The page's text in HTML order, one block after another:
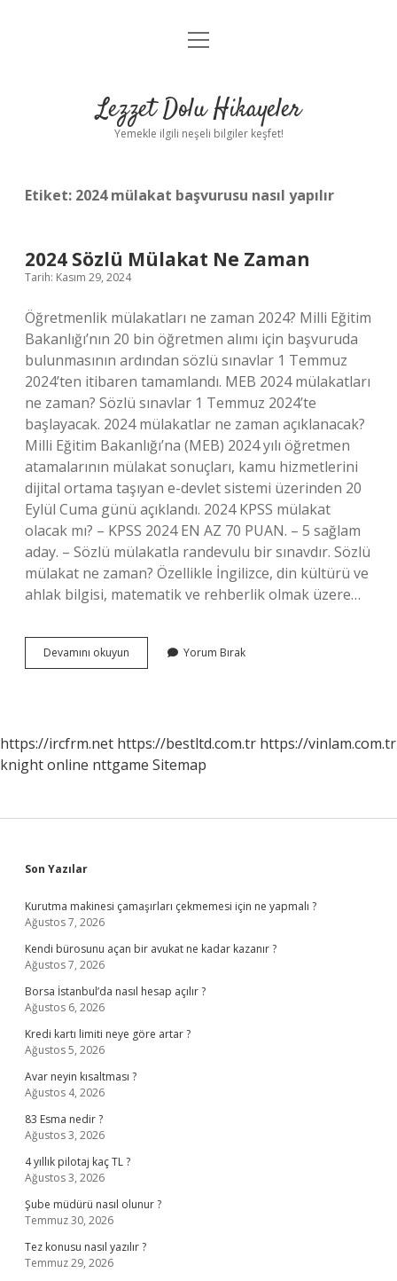
Anasayfa
Yasal Uyarı
menüyü
Lezzet Dolu Hikayeler
Yemekle ilgili neşeli bilgiler keşfet!
Etiket: 2024 mülakat başvurusu nasıl yapılır
2024 Sözlü Mülakat Ne Zaman
Tarih: Kasım 29, 2024
Öğretmenlik mülakatları ne zaman 2024? Milli Eğitim
Bakanlığı’nın 20 bin öğretmen alımı için başvuruda
bulunmasının ardından sözlü sınavlar 1 Temmuz
2024’ten itibaren tamamlandı. MEB 2024 mülakatları
ne zaman? Sözlü sınavlar 1 Temmuz 2024’te
başlayacak. 2024 mülakatlar ne zaman açıklanacak?
Milli Eğitim Bakanlığı’na (MEB) 2024 yılı öğretmen
atamalarının mülakat sonuçları, kamu hizmetlerini
dijital ortama taşıyan e-devlet sistemi üzerinden 20
Eylül Cuma günü açıklandı. 2024 KPSS mülakat
olacak mı? – KPSS 2024 EN AZ 70 PUAN. – 5 sağlam
aday. – Sözlü mülakatla randevulu bir sınavdır. Sözlü
mülakat ne zaman? Özellikle İngilizce, din kültürü ve
ahlak bilgisi, matematik ve rehberlik olmak üzere…
Devamını okuyun
Sözlü
Yorum Bırak
https://ircfrm.net https://bestltd.com.tr https://vinlam.com.tr
knight online nttgame Sitemap
Sidebar
Son Yazılar
Kurutma makinesi çamaşırları çekmemesi için ne yapmalı ?
Ağustos 7, 2026
Kendi bürosunu açan bir avukat ne kadar kazanır ?
Ağustos 7, 2026
Borsa İstanbul’da nasıl hesap açılır ?
Ağustos 6, 2026
Kredi kartı limiti neye göre artar ?
Ağustos 5, 2026
Avar neyin kısaltması ?
Ağustos 4, 2026
83 Esma nedir ?
Ağustos 3, 2026
4 yıllık pilotaj kaç TL ?
Ağustos 3, 2026
Şube müdürü nasıl olunur ?
Temmuz 30, 2026
Tez konusu nasıl yazılır ?
Temmuz 29, 2026